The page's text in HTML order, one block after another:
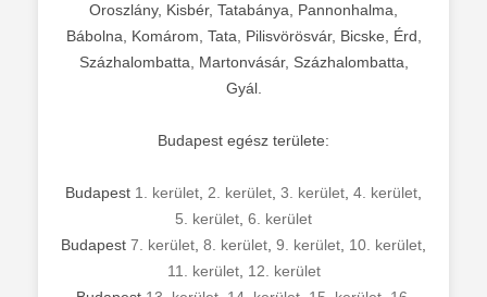
Oroszlány, Kisbér, Tatabánya, Pannonhalma,
Bábolna, Komárom, Tata, Pilisvörösvár, Bicske, Érd,
Százhalombatta, Martonvásár, Százhalombatta,
Gyál.
Budapest egész területe:
Budapest 1. kerület 2. kerület 3. kerület 4. kerület
5. kerület 6. kerület
Budapest 7. kerület 8. kerület 9. kerület 10. kerület
11. kerület, 12. kerület